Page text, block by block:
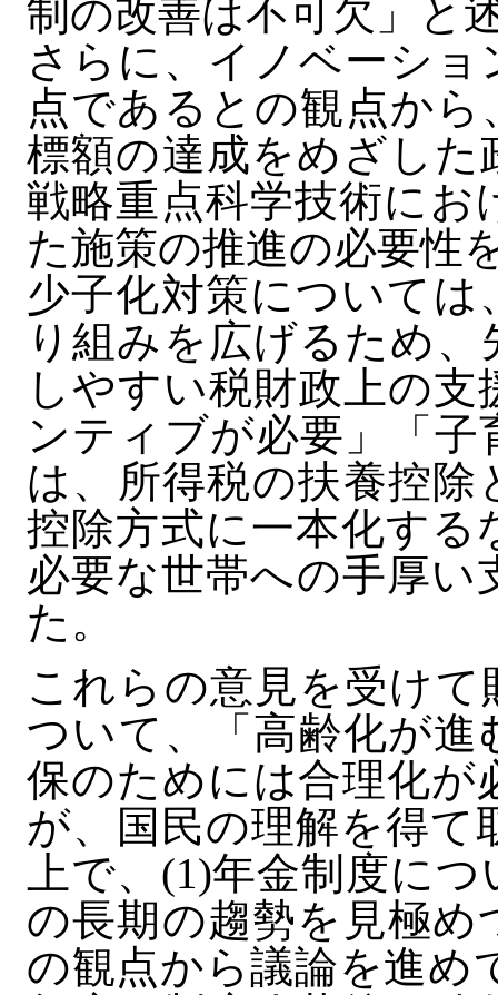
制の改善は不可欠」と
さらに、イノベーシ
点であるとの観点か
標額の達成をめざした
戦略重点科学技術にお
た施策の推進の必要性
少子化対策について
り組みを広げるため
しやすい税財政上の
ンティブが必要」「
は、所得税の扶養控
控除方式に一本化する
必要な世帯への手厚
た。
これらの意見を受け
ついて、「高齢化が進
保のためには合理化が
が、国民の理解を得
上で、(1)年金制度に
の長期の趨勢を見極め
の観点から議論を進め